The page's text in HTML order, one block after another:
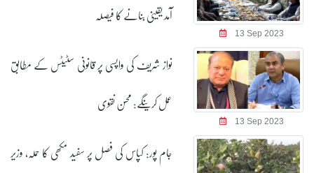
13 Sep 2023
آمد یقینی بنانے کا فیصلہ
13 Sep 2023
نواز شریف کی واپسی پر قانونی سٹیٹس کے مطابق
عمل کرینگے: محسن نقوی
جام پور: کپاس کی فصل پر سفید مکھی کا حملہ، وزیر